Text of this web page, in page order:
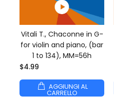
Vitali T., Chaconne in G-
for violin and piano, (bar
1 to 134), MM=56h
$4.99
AGGIUNGI AL
CARRELLO